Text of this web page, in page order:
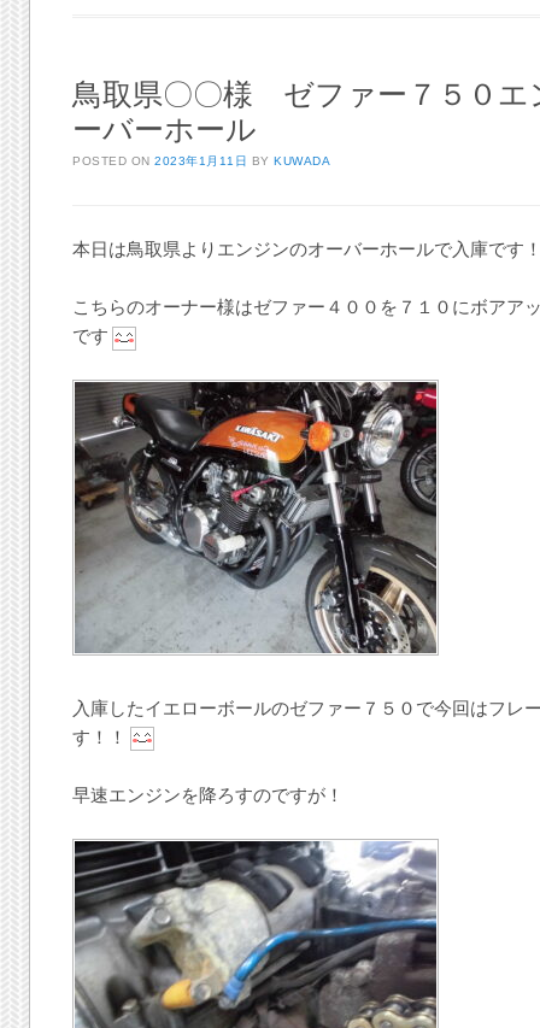
鳥取県〇〇様 ゼファー７５０エ
ーバーホール
POSTED ON2023年1月11日 BYKUWADA
本日は鳥取県よりエンジンのオーバーホールで入庫です
こちらのオーナー様はゼファー４００を７１０にボアア
です
入庫したイエローボールのゼファー７５０で今回はフレ
す！！
早速エンジンを降ろすのですが！